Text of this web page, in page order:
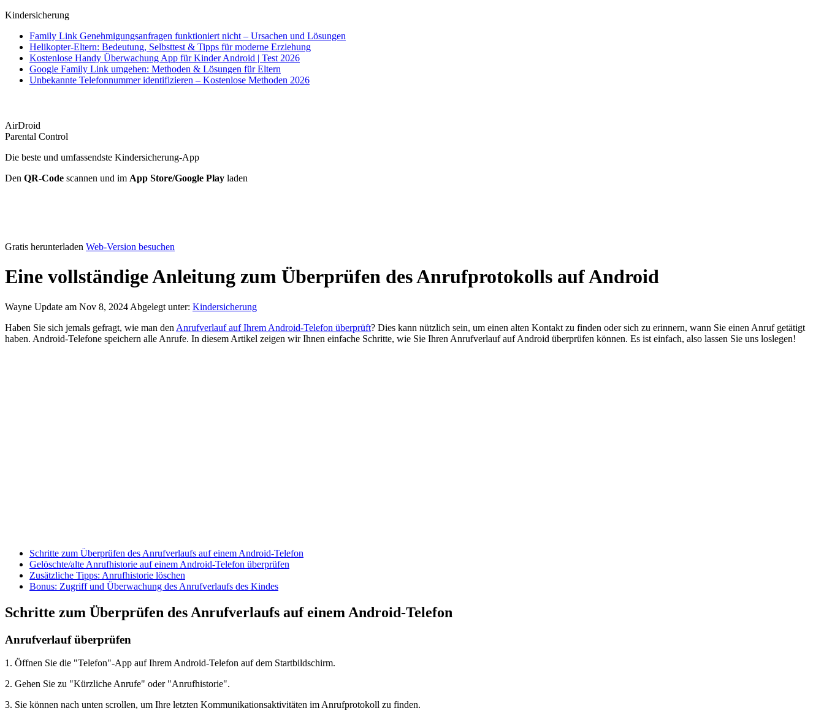
Kindersicherung
Family Link Genehmigungsanfragen funktioniert nicht – Ursachen und Lösungen
Helikopter-Eltern: Bedeutung, Selbsttest & Tipps für moderne Erziehung
Kostenlose Handy Überwachung App für Kinder Android | Test 2026
Google Family Link umgehen: Methoden & Lösungen für Eltern
Unbekannte Telefonnummer identifizieren – Kostenlose Methoden 2026
AirDroid
Parental Control
Die beste und umfassendste Kindersicherung-App
Den QR-Code scannen und im App Store/Google Play laden
Gratis herunterladen Web-Version besuchen
Eine vollständige Anleitung zum Überprüfen des Anrufprotokolls auf Android
Wayne Update am Nov 8, 2024 Abgelegt unter: Kindersicherung
Haben Sie sich jemals gefragt, wie man den Anrufverlauf auf Ihrem Android-Telefon überprüft? Dies kann nützlich sein, um einen alten Kontakt zu finden oder sich zu erinnern, wann Sie einen Anruf getätigt
haben. Android-Telefone speichern alle Anrufe. In diesem Artikel zeigen wir Ihnen einfache Schritte, wie Sie Ihren Anrufverlauf auf Android überprüfen können. Es ist einfach, also lassen Sie uns loslegen!
Schritte zum Überprüfen des Anrufverlaufs auf einem Android-Telefon
Gelöschte/alte Anrufhistorie auf einem Android-Telefon überprüfen
Zusätzliche Tipps: Anrufhistorie löschen
Bonus: Zugriff und Überwachung des Anrufverlaufs des Kindes
Schritte zum Überprüfen des Anrufverlaufs auf einem Android-Telefon
Anrufverlauf überprüfen
1. Öffnen Sie die "Telefon"-App auf Ihrem Android-Telefon auf dem Startbildschirm.
2. Gehen Sie zu "Kürzliche Anrufe" oder "Anrufhistorie".
3. Sie können nach unten scrollen, um Ihre letzten Kommunikationsaktivitäten im Anrufprotokoll zu finden.